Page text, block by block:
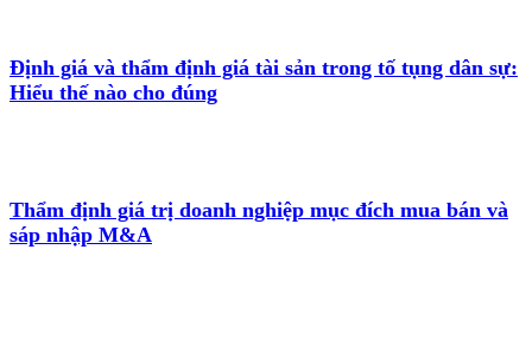
Định giá và thẩm định giá tài sản trong tố tụng dân sự:
Hiểu thế nào cho đúng
Thẩm định giá trị doanh nghiệp mục đích mua bán và
sáp nhập M&A